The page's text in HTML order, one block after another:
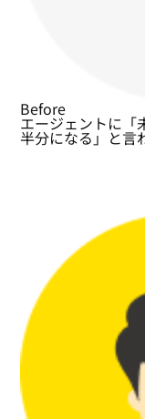
Before
エージェントに「
半分になる」と言